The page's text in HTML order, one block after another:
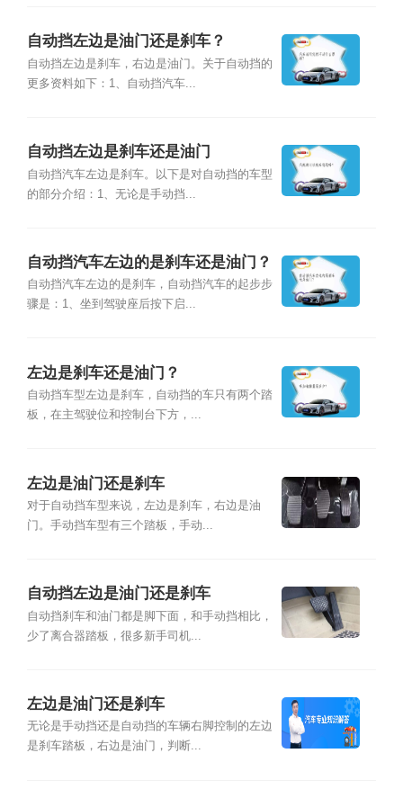
自动挡左边是油门还是刹车？
自动挡左边是刹车，右边是油门。关于自动挡的
更多资料如下：1、自动挡汽车...
自动挡左边是刹车还是油门
自动挡汽车左边是刹车。以下是对自动挡的车型
的部分介绍：1、无论是手动挡...
自动挡汽车左边的是刹车还是油门？
自动挡汽车左边的是刹车，自动挡汽车的起步步
骤是：1、坐到驾驶座后按下启...
左边是刹车还是油门？
自动挡车型左边是刹车，自动挡的车只有两个踏
板，在主驾驶位和控制台下方，...
左边是油门还是刹车
对于自动挡车型来说，左边是刹车，右边是油
门。手动挡车型有三个踏板，手动...
自动挡左边是油门还是刹车
自动挡刹车和油门都是脚下面，和手动挡相比，
少了离合器踏板，很多新手司机...
左边是油门还是刹车
无论是手动挡还是自动挡的车辆右脚控制的左边
是刹车踏板，右边是油门，判断...